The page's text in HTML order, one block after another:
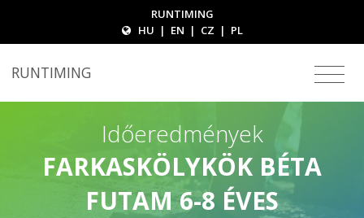
RUNTIMING
HU | EN | CZ | PL
RUNTIMING
Időeredmények
FARKASKÖLYKÖK BÉTA
FUTAM 6-8 ÉVES